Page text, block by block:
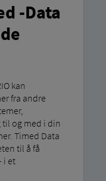
-Data
kan
fra andre
og med i din
Timed Data
til å få
i et